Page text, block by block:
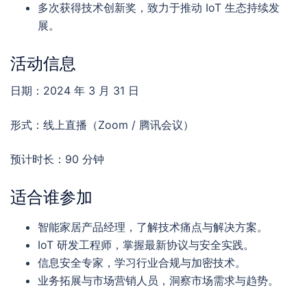
多次获得技术创新奖，致力于推动 IoT 生态持续发
展。
活动信息
日期：2024 年 3 月 31 日
形式：线上直播（Zoom / 腾讯会议）
预计时长：90 分钟
适合谁参加
智能家居产品经理，了解技术痛点与解决方案。
IoT 研发工程师，掌握最新协议与安全实践。
信息安全专家，学习行业合规与加密技术。
业务拓展与市场营销人员，洞察市场需求与趋势。